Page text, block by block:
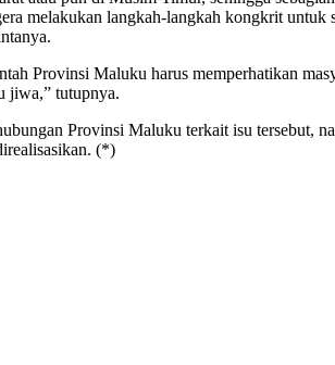
melakukan langkah-langkah kongkrit untuk
Provinsi Maluku harus memperhatikan
jiwa,” tutupnya.
Provinsi Maluku terkait isu tersebut,
(*)